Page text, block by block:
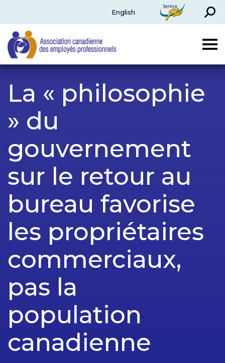
English
ServicePlus
Rechercher
CAPE
La « philosophie
» du
gouvernement
sur le retour au
bureau favorise
les propriétaires
commerciaux,
pas la
population
canadienne